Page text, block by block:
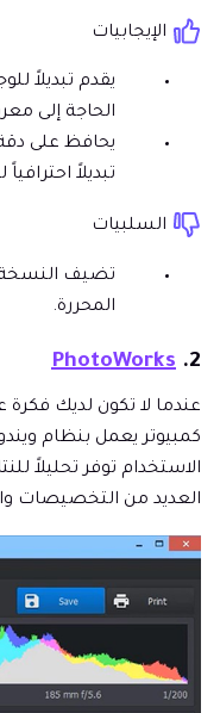
الإيجابيات
يقدم تبديلاً
الحاجة إلى
يحافظ على
تبديلاً احترافياً
السلبيات
تضيف النسخة
المحررة.
2.
PhotoWorks
عندما لا تكون لديك فكرة
الاستخدام توفر تحليلاً
العديد من التخصيصات